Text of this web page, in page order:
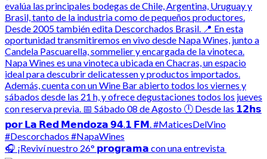
🎧 ¡Reviví nuestro 26° 𝗽𝗿𝗼𝗴𝗿𝗮𝗺𝗮 con una entrevista